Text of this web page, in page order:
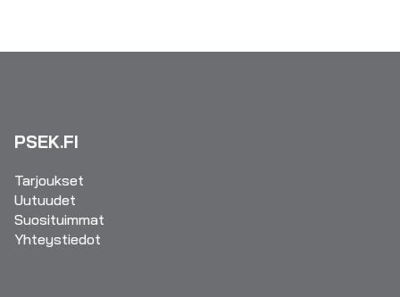
PSEK.FI
Tarjoukset
Uutuudet
Suosituimmat
Yhteystiedot